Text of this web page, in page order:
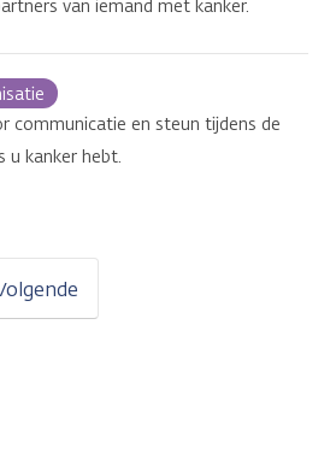
van iemand met kanker.
communicatie en steun tijdens de
u kanker hebt.